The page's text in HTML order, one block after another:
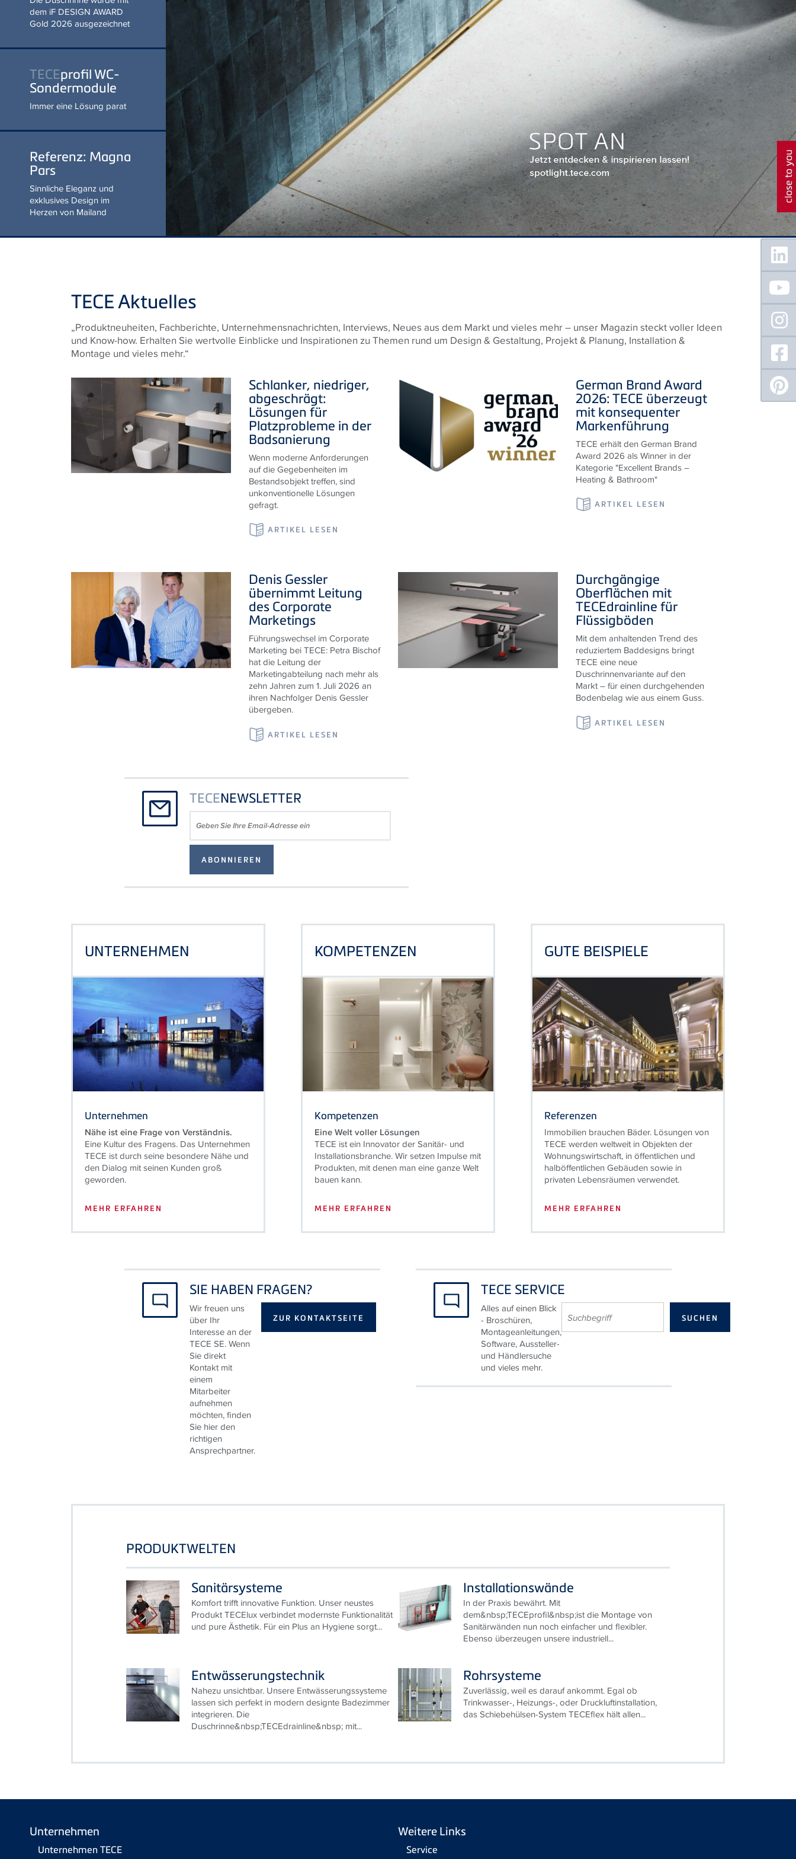
MEHR ERFAHREN!
TECEprofil WC-
Sondermodule
Immer eine Lösung parat
Referenz: Magna
Pars
Sinnliche Eleganz und
exklusives Design im Herzen
TECE Aktuelles
„Produktneuheiten, Fachberichte, Unternehmensnachrichten, Interviews, Neues aus dem Markt und vieles mehr – unser Magazin steckt voller Ideen
und Know-how. Erhalten Sie wertvolle Einblicke und Inspirationen zu Themen rund um Design & Gestaltung, Projekt & Planung, Installation &
Montage und vieles mehr.“
Schlanker, niedriger,
abgeschrägt:
Lösungen für
Platzprobleme in der
Badsanierung
Wenn moderne Anforderungen
auf die Gegebenheiten im
Bestandsobjekt treffen, sind
unkonventionelle Lösungen
gefragt.
German Brand Award
2026:TECEüberzeugt
mit konsequenter
Markenführung
TECE erhält den German Brand
Award 2026 als Winner in der
Kategorie "Excellent Brands –
Heating & Bathroom"
Denis Gessler
übernimmt Leitung
des Corporate
Marketings
Führungswechsel im Corporate
Marketing beiTECE
hat die Leitung der
Marketingabteilung nach mehr als
zehn Jahren zum 1. Juli 2026 an
ihren Nachfolger Denis Gessler
übergeben.
Durchgängige
Oberflächen mit
TECEdrainline für
Flüssigböden
Mit dem anhaltenden Trend des
reduziertem Baddesigns bringt
TECE eine neue
Duschrinnenvariante auf den
Markt – für einen durchgehenden
Bodenbelag wie aus einem Guss.
TECENEWSLETTER
UNTERNEHMEN
Unternehmen
Nähe ist eine Frage von Verständnis.
Eine Kultur des Fragens. Das Unternehmen
TECEist durch seine besondere Nähe und
den Dialog mit seinen Kunden groß
geworden.
KOMPETENZEN
Kompetenzen
Eine Welt voller Lösungen
TECE ist ein Innovator der Sanitär- und
Installationsbranche. Wir setzen Impulse mit
Produkten, mit denen man eine ganze Welt
GUTE BEISPIELE
Referenzen
Immobilien brauchen Bäder. Lösungen von
TECE werden weltweit in Objekten der
Wohnungswirtschaft, in öffentlichen und
halböffentlichen Gebäuden sowie in
privaten Lebensräumen verwendet.
SIE HABEN FRAGEN?
Wir freuen uns
über Ihr
Interesse an der
TECE SE. Wenn
Sie direkt
Kontakt mit
einem
Mitarbeiter
aufnehmen
möchten, finden
Sie hier den
richtigen
Ansprechpartner.
TECE SERVICE
Alles auf einen Blick
- Broschüren,
Montageanleitungen,
Software, Aussteller-
und Händlersuche
PRODUKTWELTEN
Sanitärsysteme
Komfort trifft innovative Funktion. Unser neustes
Produkt TECElux verbindet modernste Funktionalität
und pure Ästhetik. Für ein Plus an Hygiene sorgt...
Installationswände
In der Praxis bewährt. Mit
dem&nbsp;TECEprofil&nbsp;ist die Montage von
Sanitärwänden nun noch einfacher und flexibler.
Ebenso überzeugen unsere industriell...
Entwässerungstechnik
Nahezu unsichtbar. Unsere Entwässerungssysteme
lassen sich perfekt in modern designte Badezimmer
integrieren. Die
Duschrinne&nbsp;TECEdrainline&nbsp; mit...
Rohrsysteme
Zuverlässig, weil es darauf ankommt. Egal ob
Trinkwasser-, Heizungs-, oder Druckluftinstallation,
das Schiebehülsen-System TECEflex hält allen...
Unternehmen Weitere Links
Floating